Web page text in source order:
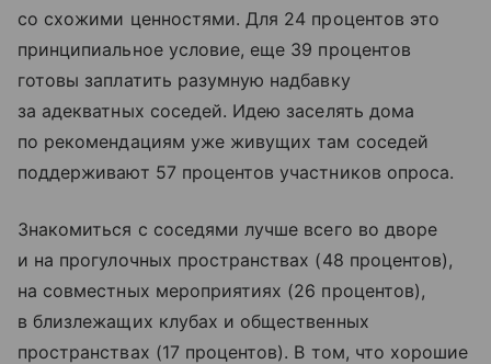
со схожими ценностями. Для 24 процентов это
принципиальное условие, еще 39 процентов
готовы заплатить разумную надбавку
за адекватных соседей. Идею заселять дома
по рекомендациям уже живущих там соседей
поддерживают 57 процентов участников опроса.
Знакомиться с соседями лучше всего во дворе
и на прогулочных пространствах (48 процентов),
на совместных мероприятиях (26 процентов),
в близлежащих клубах и общественных
пространствах (17 процентов). В том, что хорошие